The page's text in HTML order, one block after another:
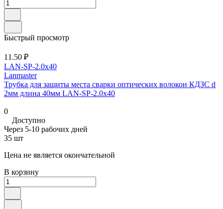
Быстрый просмотр
11.50 ₽
LAN-SP-2.0x40
Lanmaster
Трубка для защиты места сварки оптических волокон КДЗС d
2мм длина 40мм LAN-SP-2.0x40
0
Доступно
Через 5-10 рабочих дней
35 шт
Цена не является окончательной
В корзину